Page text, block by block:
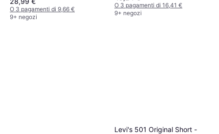
O 3 pagamenti di 9,66 €
9+ negozi
Cappuccio, Tasche
O 3 pagamenti di 16,41 €
9+ negozi
Levi's 501 Original Short -